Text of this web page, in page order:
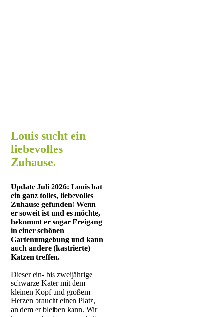
Louis sucht ein
liebevolles
Zuhause.
Update Juli 2026: Louis hat
ein ganz tolles, liebevolles
Zuhause gefunden! Wenn
er soweit ist und es möchte,
bekommt er sogar Freigang
in einer schönen
Gartenumgebung und kann
auch andere (kastrierte)
Katzen treffen.
Dieser ein- bis zweijährige
schwarze Kater mit dem
kleinen Kopf und großem
Herzen braucht einen Platz,
an dem er bleiben kann. Wir